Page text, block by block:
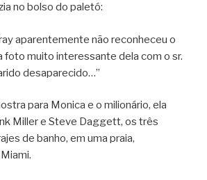
no bolso do paletó:
aparentemente não reconheceu o
muito interessante dela com o sr.
desaparecido…”
para Monica e o milionário, ela
Miller e Steve Daggett, os três
de banho, em uma praia,